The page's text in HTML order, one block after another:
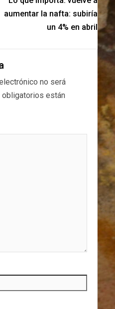
aumentar la nafta: subiría
un 4% en abril
no será
obligatorios están